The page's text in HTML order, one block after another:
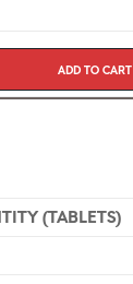
Add to cart